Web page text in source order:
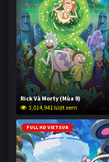
Rick Và Morty (Mùa 9)
3,014,941 lượt xem
FULL HD VIETSUB